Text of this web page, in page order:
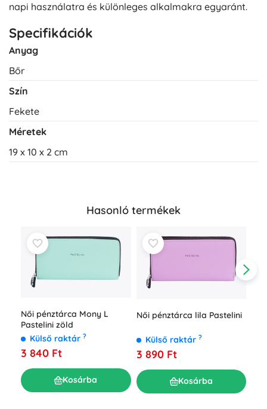
napi használatra és különleges alkalmakra egyaránt.
Specifikációk
Anyag
Bőr
Szín
Fekete
Méretek
19 x 10 x 2 cm
Hasonló termékek
Női pénztárca Mony L
Pastelini zöld
Külső raktár ?
3 840 Ft
Kosárba
Női pénztárca lila Pastelini
Külső raktár ?
3 890 Ft
Kosárba